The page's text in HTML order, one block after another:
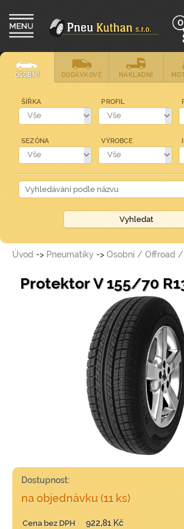
0
OSOBNÍ DODÁVKOVÉ NÁKLADNÍ
ŠÍŘKA PROFIL
SEZÓNA VÝROBCE
Úvod -> Pneumatiky -> Osobní / Offroad /
Protektor V 155/70
Dostupnost:
na objednávku (11 ks)
Cena bez DPH
922,81 Kč